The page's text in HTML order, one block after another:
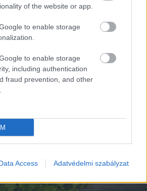
of the website or app.
to enable storage
to enable storage
including authentication
fraud prevention, and other
Access Adatvédelmi szabályzat